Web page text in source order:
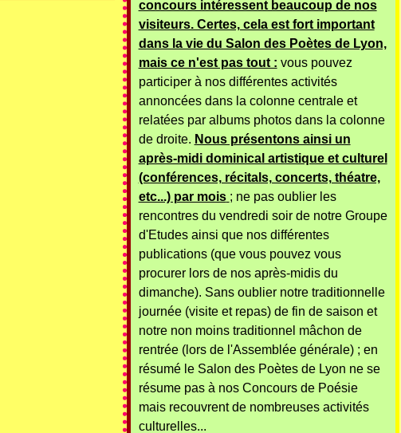
concours intéressent beaucoup de nos
visiteurs. Certes, cela est fort important
dans la vie du Salon des Poètes de Lyon,
mais ce n'est pas tout : vous pouvez
participer à nos différentes activités
annoncées dans la colonne centrale et
relatées par albums photos dans la colonne
de droite. Nous présentons ainsi un
après-midi dominical artistique et culturel
(conférences, récitals, concerts, théatre,
etc...) par mois ; ne pas oublier les
rencontres du vendredi soir de notre Groupe
d'Etudes ainsi que nos différentes
publications (que vous pouvez vous
procurer lors de nos après-midis du
dimanche). Sans oublier notre traditionnelle
journée (visite et repas) de fin de saison et
notre non moins traditionnel mâchon de
rentrée (lors de l'Assemblée générale) ; en
résumé le Salon des Poètes de Lyon ne se
résume pas à nos Concours de Poésie
mais recouvrent de nombreuses activités
culturelles...